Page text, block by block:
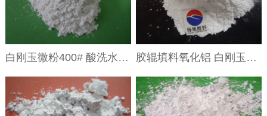
白刚玉微粉400# 酸洗水分粒径集中工件研磨抛光用料 胶辊填料氧化铝 白刚玉微粉1000#1200#1500#